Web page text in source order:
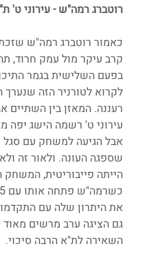
רוטברג רמה"ש - עירוני ט' ת"א
כאמור רוטברג רמה"ש
קרב עיקר מול עמק חרוד,
בפעם השלישית בגמר
לקרוא לטורניר הזה
רעננה. המאזן בין השתיים
עירוני ט' רשמה הישג יפה
אבל הגיעה למשחק עם סגל
שספגה העונה. ולאור זה
הייתה פייבוריטית,
את היתרון שלה עם
השאירה לת"א הרבה סיכוי.